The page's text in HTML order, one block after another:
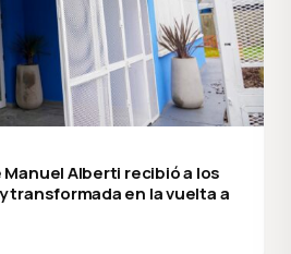
Manuel Alberti recibió a los
transformada en la vuelta a